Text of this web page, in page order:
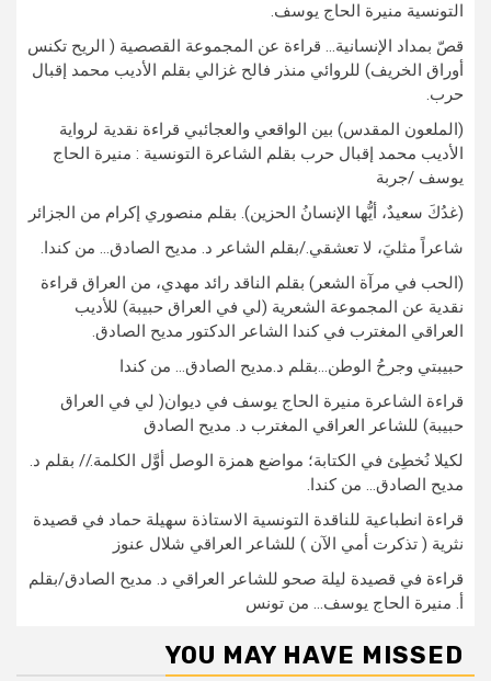
التونسية منيرة الحاج يوسف.
قصّ بمداد الإنسانية… قراءة عن المجموعة القصصية ( الريح تكنس
أوراق الخريف) للروائي منذر فالح غزالي بقلم الأديب محمد إقبال
حرب.
(الملعون المقدس) بين الواقعي والعجائبي قراءة نقدية لرواية
الأديب محمد إقبال حرب بقلم الشاعرة التونسية : منيرة الحاج
يوسف /جربة
(غدُكَ سعيدٌ، أيُّها الإنسانُ الحزين). بقلم منصوري إكرام من الجزائر
شاعراً مثليَ، لا تعشقي./بقلم الشاعر د. مديح الصادق… من كندا.
(الحب في مرآة الشعر) بقلم الناقد رائد مهدي، من العراق قراءة
نقدية عن المجموعة الشعرية (لي في العراق حبيبة) للأديب
العراقي المغترب في كندا الشاعر الدكتور مديح الصادق.
حبيبتي وجرحُ الوطن…بقلم د.مديح الصادق… من كندا
قراءة الشاعرة منيرة الحاج يوسف في ديوان( لي في العراق
حبيبة) للشاعر العراقي المغترب د. مديح الصادق
لكيلا نُخطِئ في الكتابة؛ مواضع همزة الوصل أوَّل الكلمة.// بقلم د.
مديح الصادق… من كندا.
قراءة انطباعية للناقدة التونسية الاستاذة سهيلة حماد في قصيدة
نثرية ( تذكرت أمي الآن ) للشاعر العراقي شلال عنوز
قراءة في قصيدة ليلة صحو للشاعر العراقي د. مديح الصادق/بقلم
أ. منيرة الحاج يوسف… من تونس
YOU MAY HAVE MISSED